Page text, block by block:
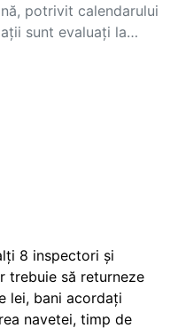
potrivit calendarului
sunt evaluați la…
8 inspectori și
trebuie să returneze
lei, bani acordați
navetei, timp de